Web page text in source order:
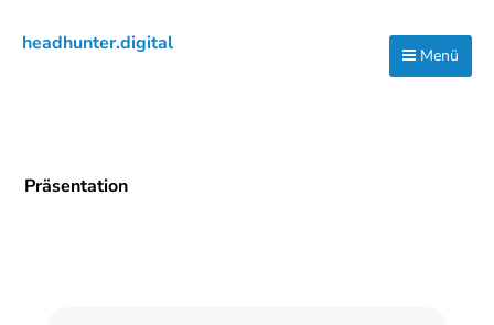
Hauptnavigation
Inhalt
Seitenspalte
headhunter.digital
Menü
Präsentation